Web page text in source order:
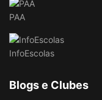
PAA
InfoEscolas
Blogs e Clubes